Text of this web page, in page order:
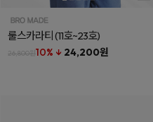
룰스카라티(11호~23호)
26,800원10% ↓ 24,200원